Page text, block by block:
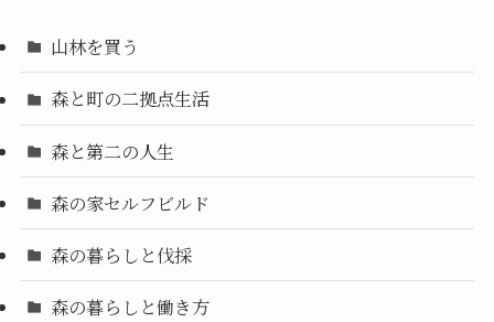
山林を買う
森と町の二拠点生活
森と第二の人生
森の家セルフビルド
森の暮らしと伐採
森の暮らしと働き方